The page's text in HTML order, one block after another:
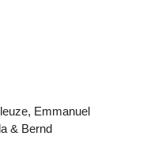
Emmanuel
& Bernd